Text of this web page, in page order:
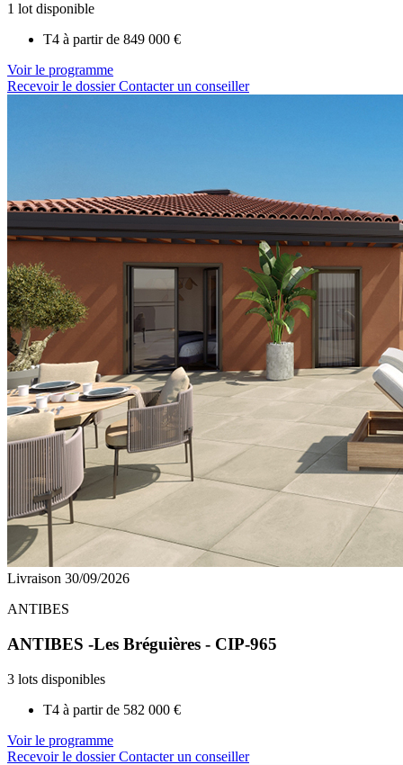
1 lot disponible
T4 à partir de 849 000 €
Voir le programme
Recevoir le dossierContacter un conseiller
Livraison 30/09/2026
ANTIBES
ANTIBES -Les Bréguières - CIP-965
3 lots disponibles
T4 à partir de 582 000 €
Voir le programme
Recevoir le dossierContacter un conseiller